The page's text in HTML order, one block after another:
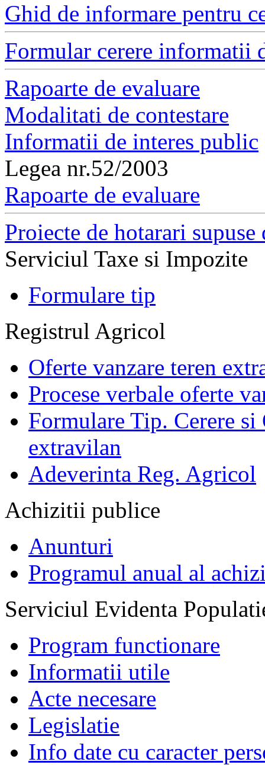
Ghid de informare pentru
Formular cerere informatii
Rapoarte de evaluare
Modalitati de contestare
Informatii de interes public
Legea nr.52/2003
Rapoarte de evaluare
Proiecte de hotarari
Serviciul Taxe si Impozite
Formulare tip
Registrul Agricol
Oferte vanzare teren
Procese verbale oferte
Formulare Tip. Cerere si
extravilan
Adeverinta Reg. Agricol
Achizitii publice
Anunturi
Programul anual al
Serviciul Evidenta
Program functionare
Informatii utile
Acte necesare
Legislatie
Info date cu caracter